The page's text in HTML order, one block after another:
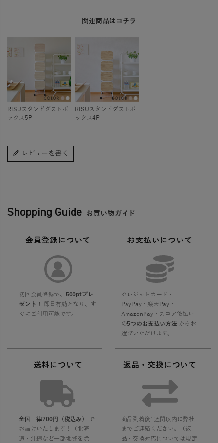
関連商品はコチラ
RISUスタンドダストボ
ックス5P
RISUスタンドダストボ
ックス4P
レビューを書く
Shopping Guide お買い物ガイド
会員登録について
初回会員登録で、 500ptプレ
ゼント！
即日有効となり、す
ぐにご利用可能です。
お支払いについて
クレジットカード・
PayPay・楽天Pay・
AmazonPay・スコア後払い
の5つのお支払い方法からお
選びいただけます。
送料について
全国一律700円（税込み）
で
お届けいたします！（北海
道・沖縄など一部地域を除
返品・交換について
商品到着後1週間以内に弊社
までご連絡ください。（返
品・交換対応については規定